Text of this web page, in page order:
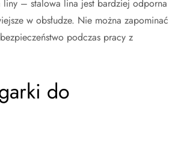
liny – stalowa lina jest bardziej odporna
w obsłudze. Nie można zapominać
podczas pracy z
do